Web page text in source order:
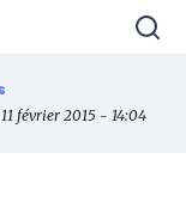
février 2015 - 14:04